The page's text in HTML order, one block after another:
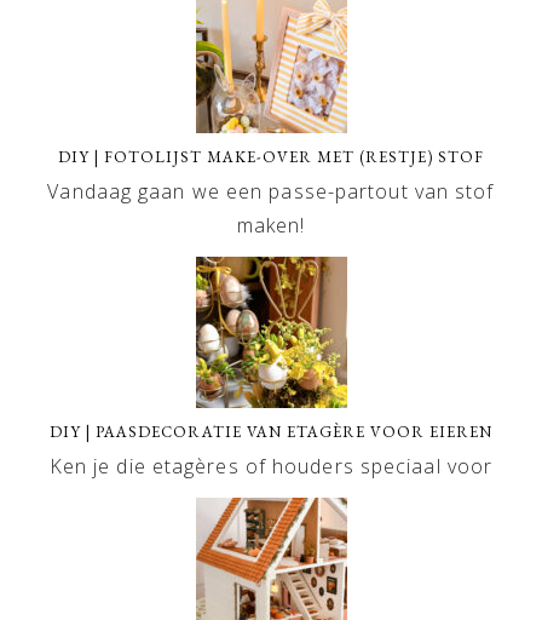
DIY | FOTOLIJST MAKE-OVER MET (RESTJE) STOF
Vandaag gaan we een passe-partout van stof
maken!
DIY | PAASDECORATIE VAN ETAGÈRE VOOR EIEREN
Ken je die etagères of houders speciaal voor